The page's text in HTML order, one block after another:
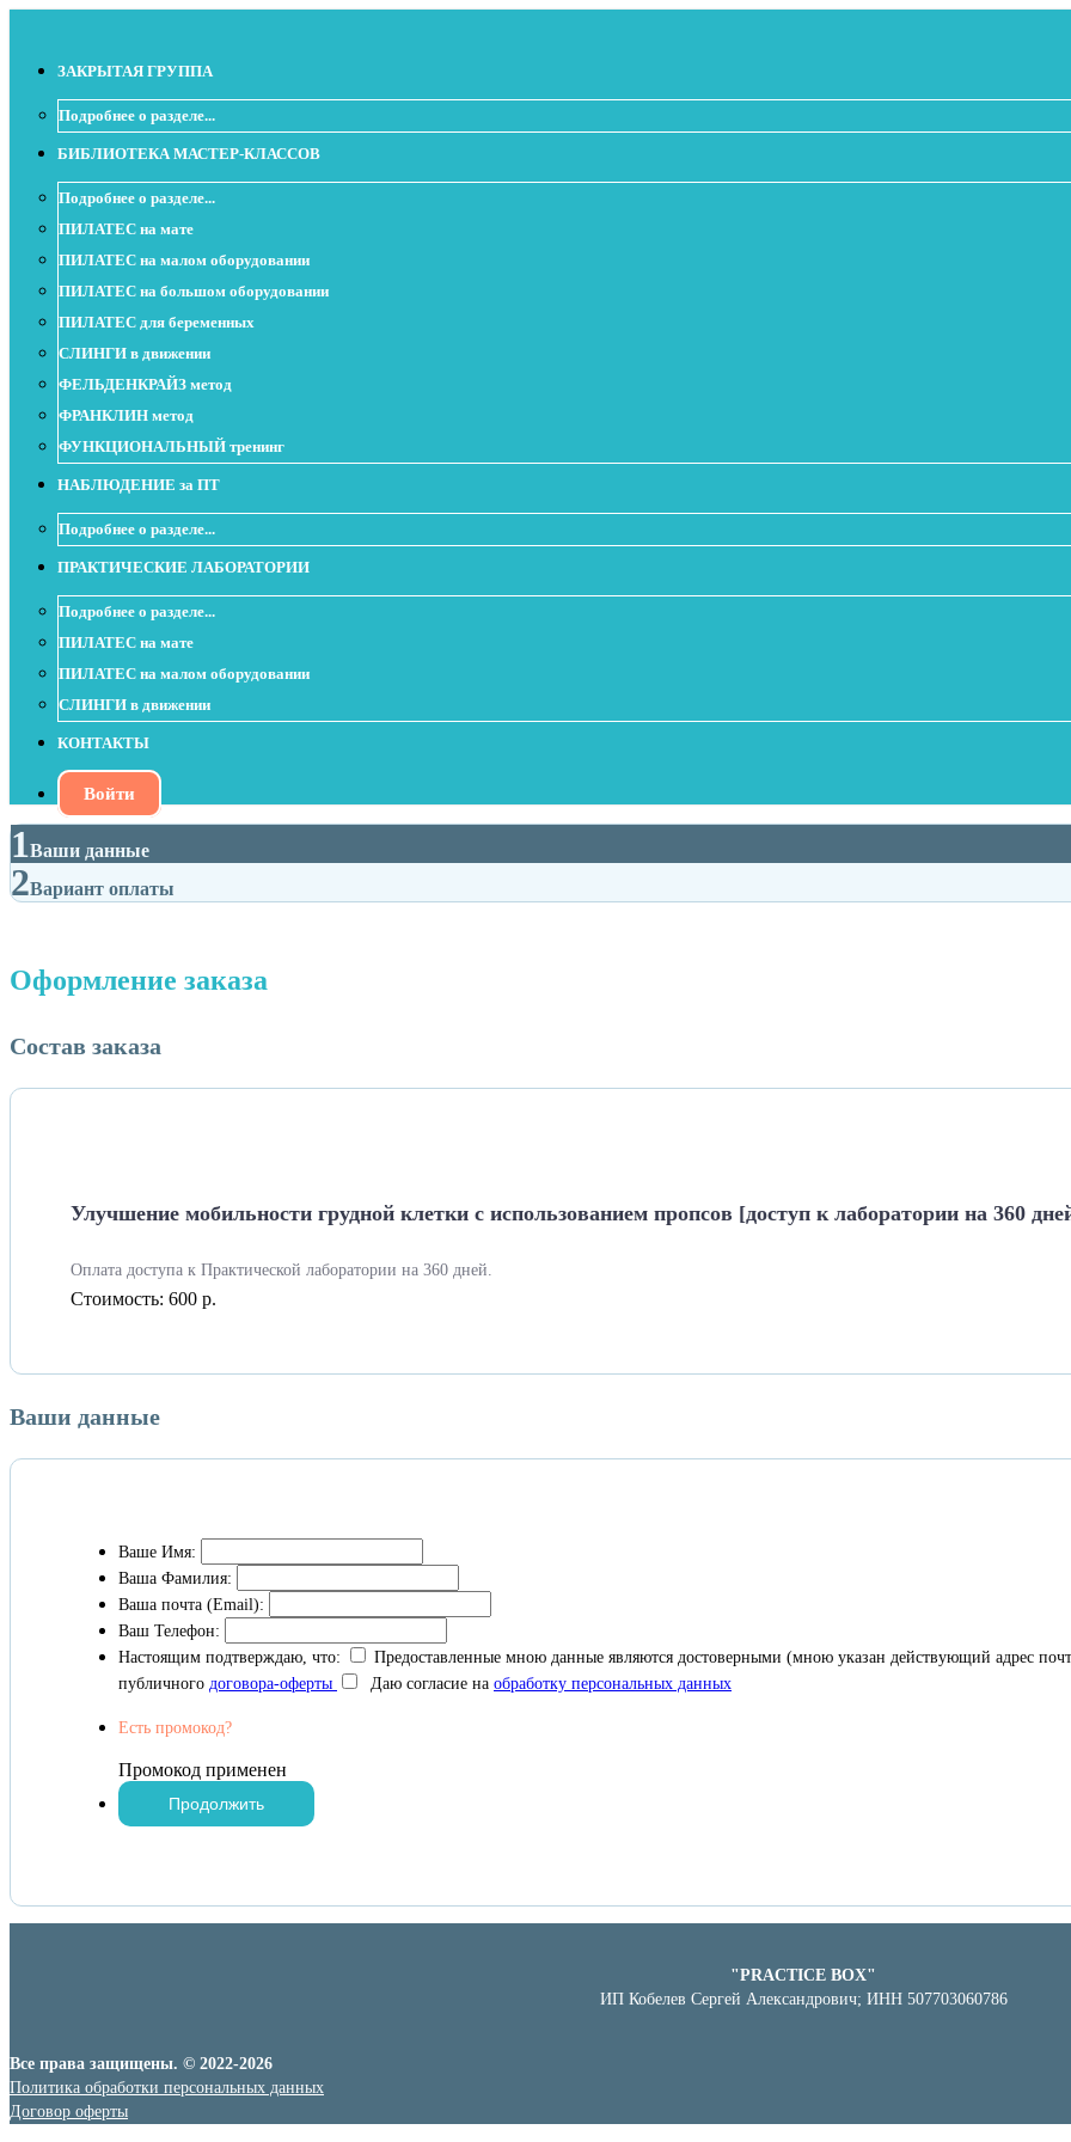
ЗАКРЫТАЯ ГРУППА
Подробнее о разделе...
БИБЛИОТЕКА МАСТЕР-КЛАССОВ
Подробнее о разделе...
ПИЛАТЕС на мате
ПИЛАТЕС на малом оборудовании
ПИЛАТЕС на большом оборудовании
ПИЛАТЕС для беременных
СЛИНГИ в движении
ФЕЛЬДЕНКРАЙЗ метод
ФРАНКЛИН метод
ФУНКЦИОНАЛЬНЫЙ тренинг
НАБЛЮДЕНИЕ за ПТ
Подробнее о разделе...
ПРАКТИЧЕСКИЕ ЛАБОРАТОРИИ
Подробнее о разделе...
ПИЛАТЕС на мате
ПИЛАТЕС на малом оборудовании
СЛИНГИ в движении
КОНТАКТЫ
Войти
1Ваши данные
2Вариант оплаты
Оформление заказа
Состав заказа
Улучшение мобильности грудной клетки с использованием пропсов [доступ к лаборатории на 360
Оплата доступа к Практической лаборатории на 360 дней.
Стоимость: 600 р.
Ваши данные
Ваше Имя:
Ваша Фамилия:
Ваша почта (Email):
Ваш Телефон:
Настоящим подтверждаю, что:
Предоставленные мною данные являются достоверными (мною указан действующий адрес
публичного договора-оферты Даю согласие на обработку персональных данных
Есть промокод?
Промокод применен
"PRACTICE BOX"
ИП Кобелев Сергей Александрович; ИНН 507703060786
Все права защищены. © 2022-2026
Политика обработки персональных данных
Договор оферты